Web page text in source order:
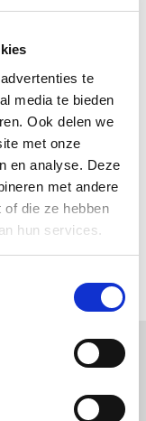
te
media te bieden
Ook delen we
met onze
en analyse. Deze
met andere
die ze hebben
hun services.
Acrylaat -
- 3050 x
8mm